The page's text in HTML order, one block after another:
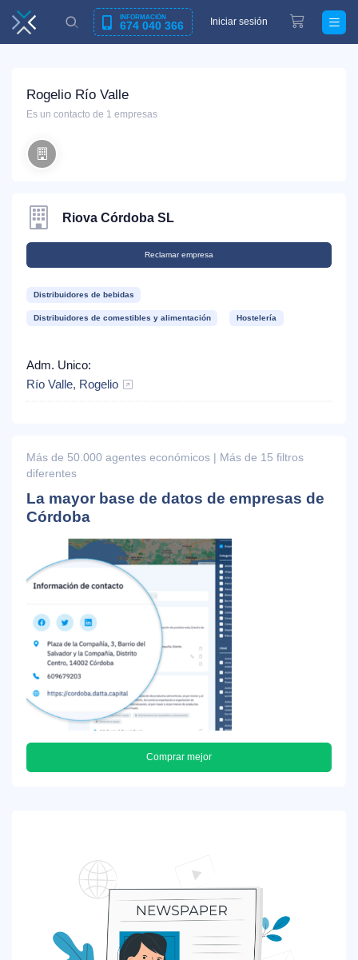
INFORMACIÓN
674 040 366 Iniciar sesión
Rogelio Río Valle
Es un contacto de 1 empresas
Riova Córdoba SL
Reclamar empresa
Distribuidores de bebidas
Distribuidores de comestibles y alimentación Hostelería
Adm. Unico:
Río Valle, Rogelio
Más de 50.000 agentes económicos | Más de 15 filtros
diferentes
La mayor base de datos de empresas de
Córdoba
Comprar mejor